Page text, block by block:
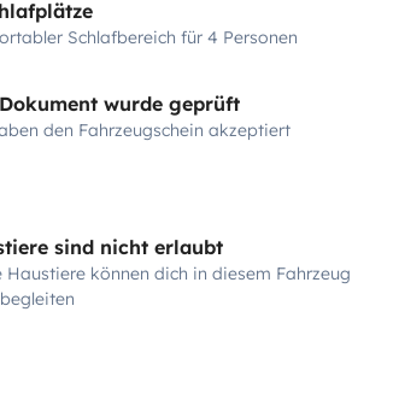
Schlafbereich für 4 Personen
wurde geprüft
den Fahrzeugschein akzeptiert
sind nicht erlaubt
Haustiere können dich in diesem Fahrzeug